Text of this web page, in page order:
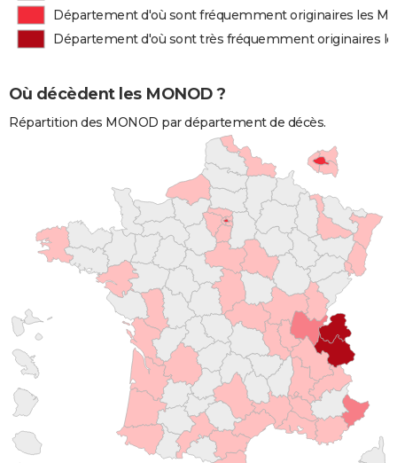
Département d'où sont fréquemment originaires les
Département d'où sont très fréquemment originaires
Où décèdent les MONOD ?
Répartition des MONOD par département de décès.